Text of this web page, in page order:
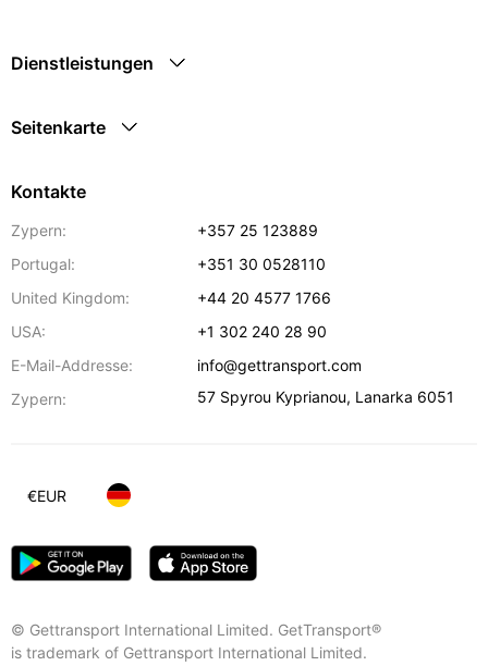
Dienstleistungen
Seitenkarte
Kontakte
Zypern:
+357 25 123889
Portugal:
+351 30 0528110
United Kingdom:
+44 20 4577 1766
USA:
+1 302 240 28 90
E-Mail-Addresse:
info@gettransport.com
Zypern:
57 Spyrou Kyprianou, Lanarka 6051
© Gettransport International Limited. GetTransport®
is trademark of Gettransport International Limited.
€EUR